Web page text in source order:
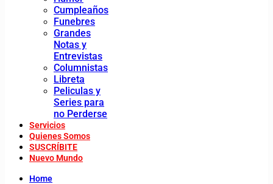
Cumpleaños
Funebres
Grandes
Notas y
Entrevistas
Columnistas
Libreta
Peliculas y
Series para
no Perderse
Servicios
Quienes Somos
SUSCRÍBITE
Nuevo Mundo
Home